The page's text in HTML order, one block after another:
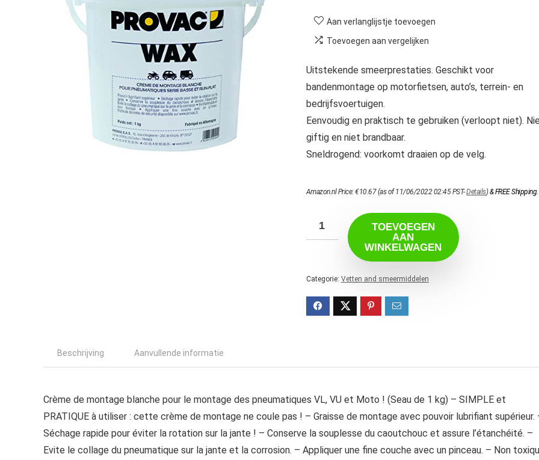
Aan verlanglijstje toevoegen
Toevoegen aan vergelijken
Uitstekende smeerprestaties. Geschikt voor
bandenmontage op motorfietsen, auto’s, terrein- en
bedrijfsvoertuigen.
Eenvoudig en praktisch te gebruiken (verloopt niet).
giftig en niet brandbaar.
Sneldrogend: voorkomt draaien op de velg.
Amazon.nl Price:€10.67(as of 11/06/2022 02:45 PST-Details)&FREE Shipping.
TOEVOEGEN
AAN
WINKELWAGEN
Categorie: Vetten and smeermiddelen
Beschrijving Aanvullende informatie
Crème de montage blanche pour le montage des pneumatiques VL, VU et Moto ! (Seau de 1 kg) – SIMPLE et
PRATIQUE à utiliser : cette crème de montage ne coule pas ! – Graisse de montage avec pouvoir lubrifiant supérieur.
Séchage rapide pour éviter la rotation sur la jante ! – Conserve la souplesse du caoutchouc et assure l’étanchéité. –
Evite le collage du pneumatique sur la jante et la corrosion. – Appliquer une fine couche avec un pinceau. – Non